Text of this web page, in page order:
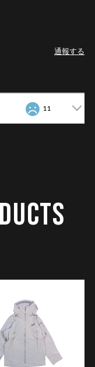
通報する
11